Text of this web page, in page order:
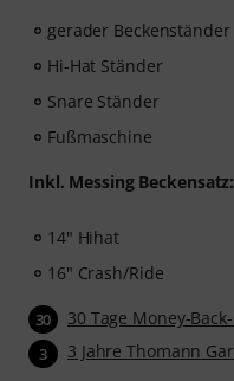
gerader Beckenständer
Hi-Hat Ständer
Snare Ständer
Fußmaschine
Inkl. Messing Beckensatz:
14" Hihat
16" Crash/Ride
30 30 Tage Money-
3 3 Jahre Thomann